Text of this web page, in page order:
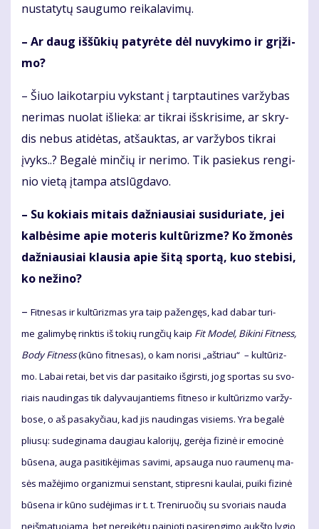
nu­sta­ty­tų sau­gu­mo rei­ka­la­vi­mų.
– Ar daug iš­šū­kių pa­ty­rė­te dėl nu­vy­ki­mo ir grį­ži­
mo?
– Šiuo lai­ko­tar­piu vyks­tant į tarp­tau­ti­nes var­žy­bas
ne­ri­mas nuo­lat iš­lie­ka: ar tik­rai iš­skri­si­me, ar skry­
dis ne­bus ati­dė­tas, at­šauk­tas, ar var­žy­bos tik­rai
įvyks..? Be­ga­lė min­čių ir ne­ri­mo. Tik pa­sie­kus ren­gi­
nio vie­tą įtam­pa at­slūg­da­vo.
– Su ko­kiais mi­tais daž­niau­siai su­si­du­ria­te, jei
kal­bė­si­me apie mo­te­ris kul­tū­riz­me? Ko žmo­nės
daž­niau­siai klau­sia apie ši­tą spor­tą, kuo ste­bi­si,
ko ne­ži­no?
– Fit­ne­sas ir kul­tū­riz­mas yra taip pa­žen­gęs, kad da­bar tu­ri­
me ga­li­my­bę rink­tis iš to­kių rung­čių kaip Fit Mo­del, Bi­ki­ni Fit­ness,
Bo­dy Fit­ness(kū­no fit­ne­sas), o kam no­ri­si „ašt­riau“ – kul­tū­riz­
mo. La­bai re­tai, bet vis dar pa­si­tai­ko iš­girs­ti, jog spor­tas su svo­
riais nau­din­gas tik da­ly­vau­jan­tiems fit­ne­so ir kul­tū­riz­mo var­žy­
bo­se, o aš pa­sa­ky­čiau, kad jis nau­din­gas vi­siems. Yra be­ga­lė
pliu­sų: su­de­gi­na­ma dau­giau ka­lo­ri­jų, ge­rė­ja fi­zi­nė ir emo­ci­nė
bū­se­na, au­ga pa­si­ti­kė­ji­mas sa­vi­mi, ap­sau­ga nuo rau­me­nų ma­
sės ma­žė­ji­mo or­ga­niz­mui sens­tant, stip­res­ni kau­lai, pui­ki fi­zi­nė
bū­se­na ir kū­no su­dė­ji­mas ir t. t. Tre­ni­ruo­čių su svo­riais nau­da
ne­iš­ma­tuo­ja­ma, bet ne­rei­kė­tų pai­nio­ti pa­si­ren­gi­mo aukš­to ly­gio